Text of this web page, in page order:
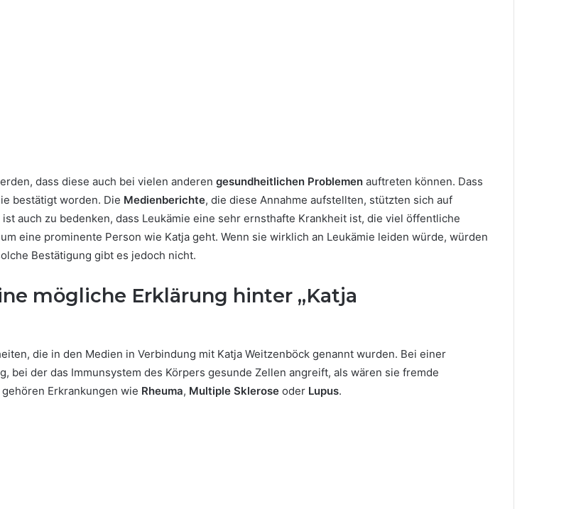
dass diese auch bei vielen anderen gesundheitlichen Problemen auftreten können. Dass
bestätigt worden. Die Medienberichte, die diese Annahme aufstellten, stützten sich auf
auch zu bedenken, dass Leukämie eine sehr ernsthafte Krankheit ist, die viel öffentliche
eine prominente Person wie Katja geht. Wenn sie wirklich an Leukämie leiden würde, würden
Bestätigung gibt es jedoch nicht.
mögliche Erklärung hinter „Katja
die in den Medien in Verbindung mit Katja Weitzenböck genannt wurden. Bei einer
bei der das Immunsystem des Körpers gesunde Zellen angreift, als wären sie fremde
Erkrankungen wie Rheuma, Multiple Sklerose oder Lupus.